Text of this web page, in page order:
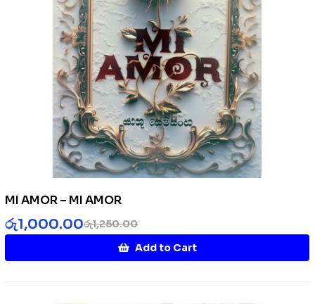
MI AMOR – MI AMOR
රු1,250.00
රු1,000.00
Add to Cart